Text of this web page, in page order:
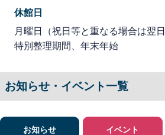
休館日
月曜日（祝日等と重なる場合は翌
特別整理期間、年末年始
お知らせ・イベント一覧
お知らせ イベント